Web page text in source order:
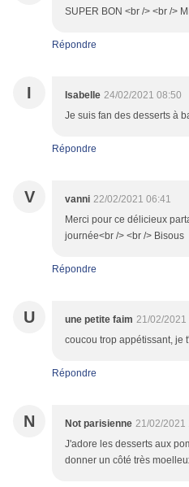
SUPER BON <br /> <br />
Répondre
I Isabelle 24/02/2021 08:50
Je suis fan des desserts à
Répondre
V vanni 22/02/2021 06:41
Merci pour ce délicieux
journée<br /> <br /> Bisous
Répondre
U une petite faim 21/02/2021
coucou trop appétissant, je
Répondre
N Not parisienne 21/02/2021
J'adore les desserts aux
donner un côté très